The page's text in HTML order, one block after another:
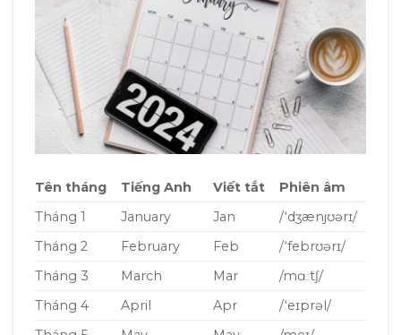
Tên tháng Tiếng Anh Viết tắt
Phiên âm
Tháng 1
January Jan
/‘dʒænjʊərɪ/
Tháng 2
February Feb
/‘febrʊərɪ/
Tháng 3
March Mar
/mɑːtʃ/
Tháng 4
April Apr
/‘eɪprəl/